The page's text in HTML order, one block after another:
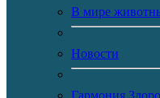
В мире
Новости
Гармония